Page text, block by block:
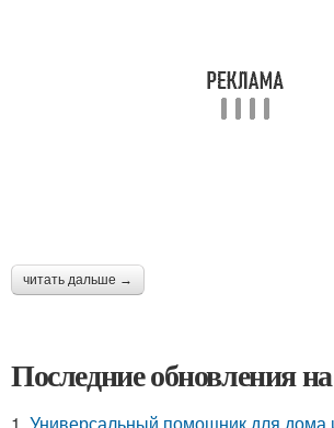
читать дальше →
Последние обновления
1. Универсальный помощник для дома